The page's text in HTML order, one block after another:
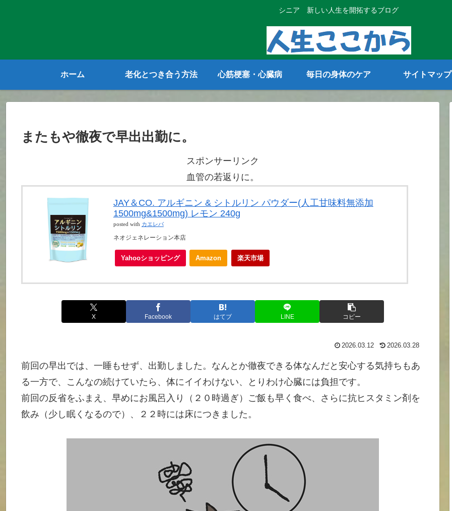
シニア 新しい人生を開拓するブログ
ホーム 老化とつき合う方法 心筋梗塞・心臓病 毎日の身体のケア サイトマップ
またもや徹夜で早出出勤に。
スポンサーリンク
血管の若返りに。
JAY＆CO. アルギニン & シトルリン パウダー(人工甘味料無添加
1500mg&1500mg) レモン 240g
posted with カエレバ
ネオジェネレーション本店
Yahooショッピング Amazon 楽天市場
X Facebook はてブ LINE コピー
2026.03.12 2026.03.28
前回の早出では、一睡もせず、出勤しました。なんとか徹夜できる体なんだと安心する気持ちもあ
る一方で、こんなの続けていたら、体にイイわけない、とりわけ心臓には負担です。
前回の反省をふまえ、早めにお風呂入り（２０時過ぎ）ご飯も早く食べ、さらに抗ヒスタミン剤を
飲み（少し眠くなるので）、２２時には床につきました。